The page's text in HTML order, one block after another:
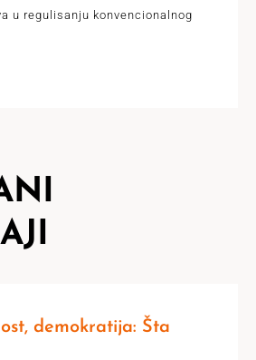
u regulisanju konvencionalnog
demokratija: Šta